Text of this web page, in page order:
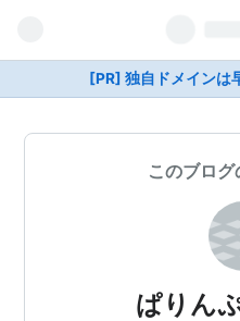
[PR] 独自ドメインは
このブロ
ぱりん